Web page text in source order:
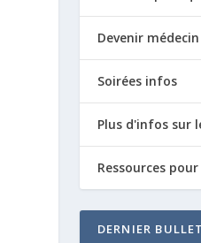
Devenir
Soirées infos
Plus d'infos sur
Ressources
DERNIER